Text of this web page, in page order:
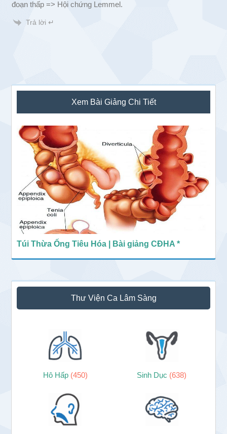
đoạn thấp => Hội chứng Lemmel.
Trả lời ↵
Sidebar
chính
Xem Bài Giảng Chi Tiết
Túi Thừa Ống Tiêu Hóa | Bài giảng CĐHA *
Thư Viện Ca Lâm Sàng
Hô Hấp (450) Sinh Dục (638)